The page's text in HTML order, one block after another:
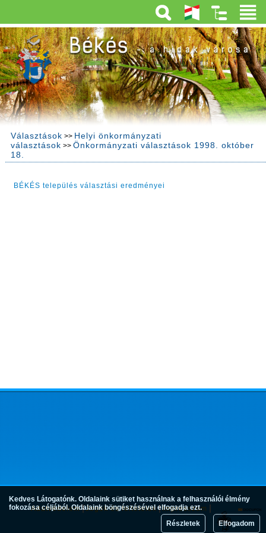
Választások >> Helyi önkormányzati
választások >> Önkormányzati választások 1998. október
18.
BÉKÉS település választási eredményei
Impresszum
Jogok és feltételek
Adatvédelem
Kedves Látogatónk. Oldalaink sütiket használnak a felhasználói élmény
fokozása céljából. Oldalaink böngészésével elfogadja ezt.
Részletek
Elfogadom